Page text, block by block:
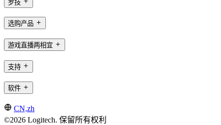
罗技
选购产品
游戏直播两相宜
支持
软件
CN,zh
©2026 Logitech. 保留所有权利